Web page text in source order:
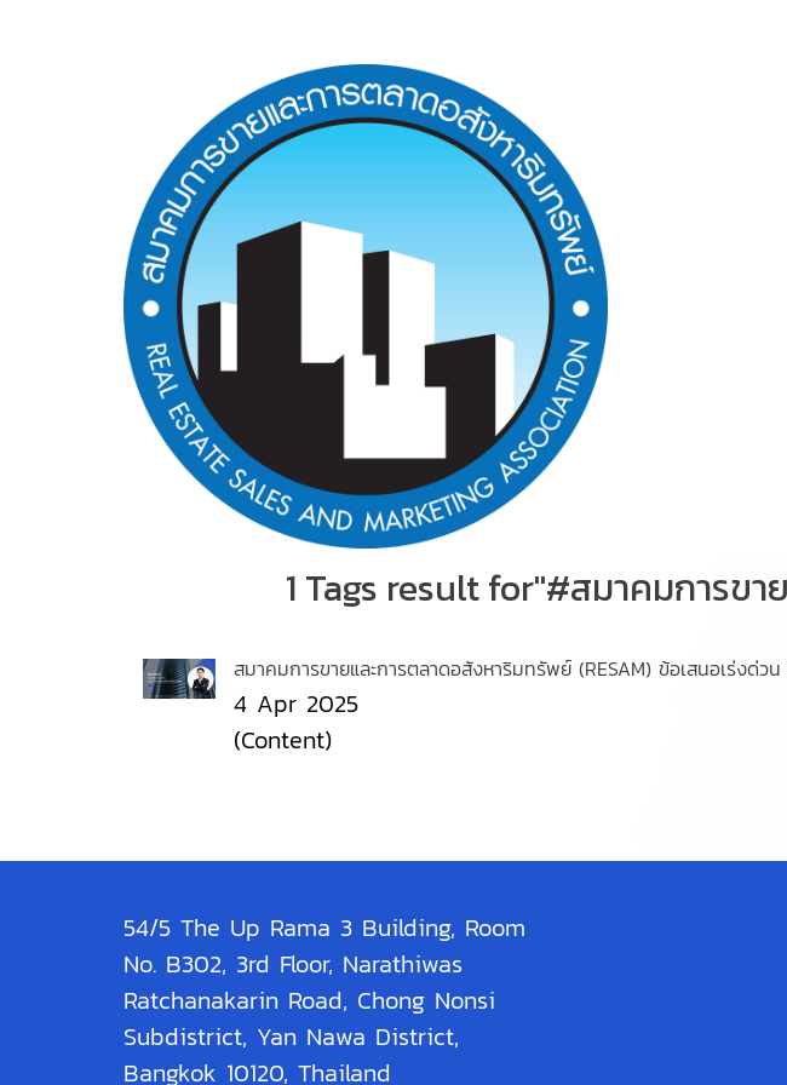
1 Tags result for"#สมาคมการข
สมาคมการขายและการตลาดอสังหาริมทรัพย์ (RESAM) ข้อเสนอเร่งด่
4 Apr 2025
(Content)
54/5 The Up Rama 3 Building, Room
No. B302, 3rd Floor, Narathiwas
Ratchanakarin Road, Chong Nonsi
Subdistrict, Yan Nawa District,
Bangkok 10120, Thailand